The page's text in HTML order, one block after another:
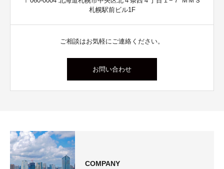
札幌駅前ビル1F
ご相談はお気軽にご連絡ください。
お問い合わせ
COMPANY